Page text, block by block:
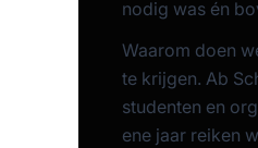
nodig was én
Waarom doen
te krijgen. Ab
studenten en
ene jaar reiken